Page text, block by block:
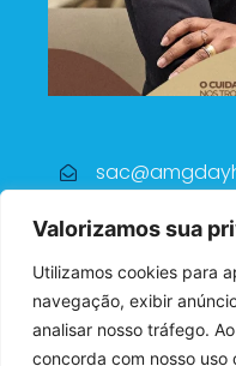
Valorizamos sua
Utilizamos cookies para
navegação, exibir
analisar nosso tráfego.
concorda com nosso uso
Simões Filho
Pç Dr.
Centro -